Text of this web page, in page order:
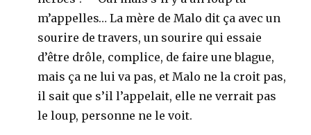
m’appelles… La mère de Malo dit ça avec un
sourire de travers, un sourire qui essaie
d’être drôle, complice, de faire une blague,
mais ça ne lui va pas, et Malo ne la croit pas,
il sait que s’il l’appelait, elle ne verrait pas
le loup, personne ne le voit.